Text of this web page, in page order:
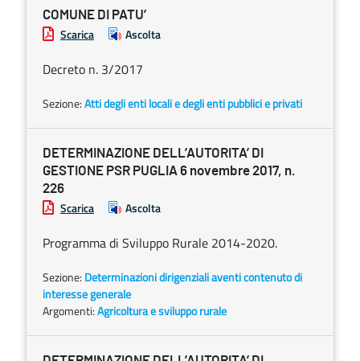
COMUNE DI PATU’
Scarica Ascolta
Decreto n. 3/2017
Sezione:Atti degli enti locali e degli enti pubblici e privati
DETERMINAZIONE DELL’AUTORITA’ DI
GESTIONE PSR PUGLIA 6 novembre 2017, n.
226
Scarica Ascolta
Programma di Sviluppo Rurale 2014-2020.
Sezione: Determinazioni dirigenziali aventi contenuto di
interesse generale
Argomenti:Agricoltura e sviluppo rurale